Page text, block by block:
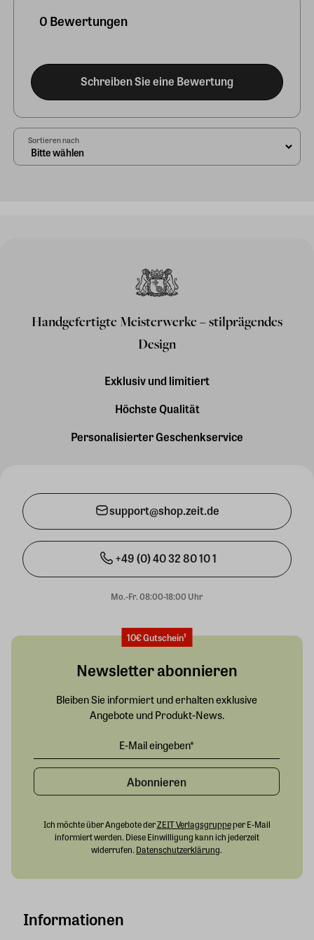
0 Bewertungen
Schreiben Sie eine Bewertung
Sortieren nach
Handgefertigte Meisterwerke – stilprägendes
Design
Exklusiv und limitiert
Höchste Qualität
Personalisierter Geschenkservice
support@shop.zeit.de
+49 (0) 40 32 80 10 1
Mo.-Fr. 08:00-18:00 Uhr
Informationen
10€ Gutschein¹
Newsletter abonnieren
Bleiben Sie informiert und erhalten exklusive
Angebote und Produkt-News.
Abonnieren
Ich möchte über Angebote derZEIT Verlagsgruppeper E-Mail
informiert werden. Diese Einwilligung kann ich jederzeit
widerrufen. Datenschutzerklärung.